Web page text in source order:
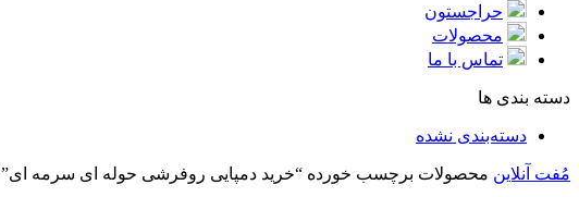
حراجستون
محصولات
تماس با ما
دسته بندی ها
دسته‌بندی نشده
مُفت آنلاین محصولات برچسب خورده “خرید دمپایی روفرشی حوله ای سرمه ای”